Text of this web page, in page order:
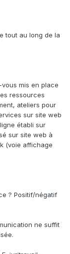
tout au long de la
mis en place
ressources
ateliers pour
sur site web
établi sur
sur site web à
(voie affichage
? Positif/négatif
ne suffit